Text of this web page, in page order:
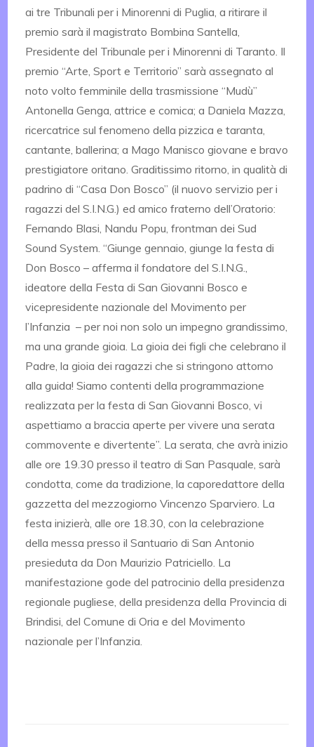
ai tre Tribunali per i Minorenni di Puglia, a ritirare il
premio sarà il magistrato Bombina Santella,
Presidente del Tribunale per i Minorenni di Taranto. Il
premio “Arte, Sport e Territorio” sarà assegnato al
noto volto femminile della trasmissione “Mudù”
Antonella Genga, attrice e comica; a Daniela Mazza,
ricercatrice sul fenomeno della pizzica e taranta,
cantante, ballerina; a Mago Manisco giovane e bravo
prestigiatore oritano. Graditissimo ritorno, in qualità di
padrino di “Casa Don Bosco” (il nuovo servizio per i
ragazzi del S.I.N.G.) ed amico fraterno dell’Oratorio:
Fernando Blasi, Nandu Popu, frontman dei Sud
Sound System. “Giunge gennaio, giunge la festa di
Don Bosco – afferma il fondatore del S.I.N.G.,
ideatore della Festa di San Giovanni Bosco e
vicepresidente nazionale del Movimento per
l’Infanzia – per noi non solo un impegno grandissimo,
ma una grande gioia. La gioia dei figli che celebrano il
Padre, la gioia dei ragazzi che si stringono attorno
alla guida! Siamo contenti della programmazione
realizzata per la festa di San Giovanni Bosco, vi
aspettiamo a braccia aperte per vivere una serata
commovente e divertente”. La serata, che avrà inizio
alle ore 19.30 presso il teatro di San Pasquale, sarà
condotta, come da tradizione, la caporedattore della
gazzetta del mezzogiorno Vincenzo Sparviero. La
festa inizierà, alle ore 18.30, con la celebrazione
della messa presso il Santuario di San Antonio
presieduta da Don Maurizio Patriciello. La
manifestazione gode del patrocinio della presidenza
regionale pugliese, della presidenza della Provincia di
Brindisi, del Comune di Oria e del Movimento
nazionale per l’Infanzia.